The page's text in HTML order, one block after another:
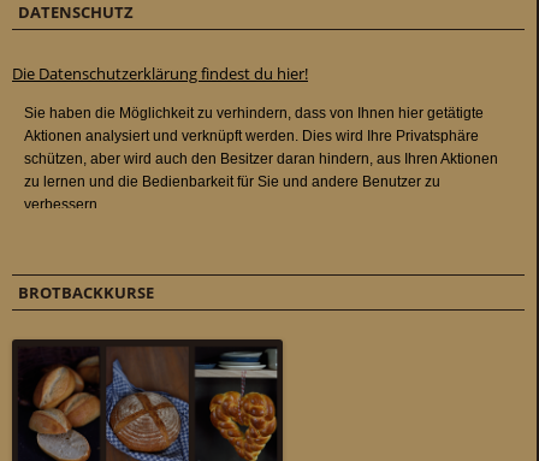
DATENSCHUTZ
Die Datenschutzerklärung findest du hier!
BROTBACKKURSE